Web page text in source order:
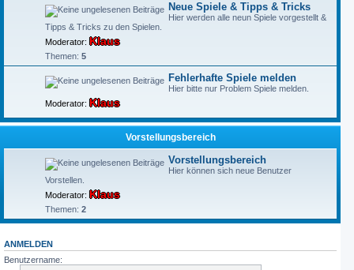
Neue Spiele & Tipps & Tricks
Hier werden alle neun Spiele vorgestellt &
Tipps & Tricks zu den Spielen.
Moderator: Klaus
Themen: 5
Fehlerhafte Spiele melden
Hier bitte nur Problem Spiele melden.
Moderator: Klaus
Vorstellungsbereich
Vorstellungsbereich
Hier können sich neue Benutzer
Vorstellen.
Moderator: Klaus
Themen: 2
ANMELDEN
Benutzername: